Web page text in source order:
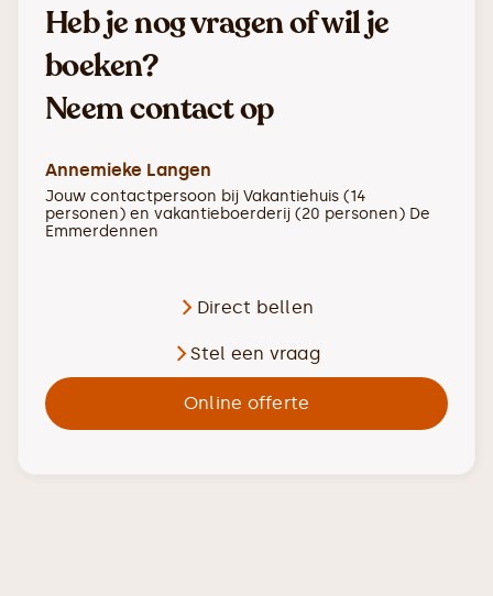
Heb je nog vragen of wil je
boeken?
Neem contact op
Annemieke Langen
Jouw contactpersoon bij Vakantiehuis (14
personen) en vakantieboerderij (20 personen) De
Emmerdennen
Direct bellen
Stel een vraag
Online offerte